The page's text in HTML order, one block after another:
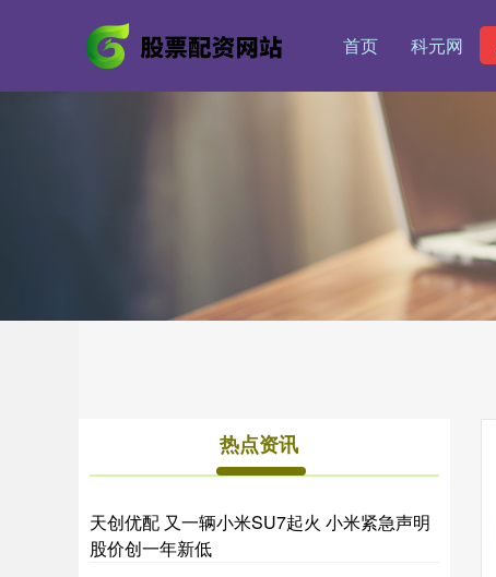
首页 科元网
热点资讯
天创优配 又一辆小米SU7起火 小米紧急声明
股价创一年新低